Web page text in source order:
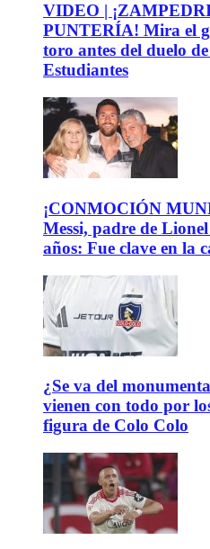
VIDEO |
PUNTERÍA! Mira el
toro antes del duelo
Estudiantes
¡CONMOCIÓN
Messi, padre de
años: Fue clave en la
¿Se va del
vienen con todo por
figura de Colo Colo